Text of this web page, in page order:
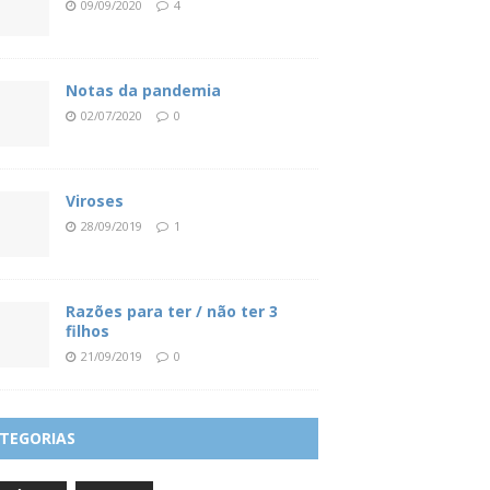
09/09/2020 4
Notas da pandemia
02/07/2020 0
Viroses
28/09/2019 1
Razões para ter / não ter 3
filhos
21/09/2019 0